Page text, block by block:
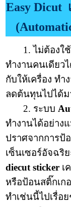
Easy Dicut
1. ไม่ต้องใช้แ
ทำงานคนเดียว
กับให้เครื่อง ทำ
ลดต้นทุนไปได้ม
2. ระบบ
ทำงานได้อย่าง
ปราศจากการป้
เซ็นเซอร์อัจฉริ
diecut sticker เ
หรือป้อนสติ๊กเก
ทำเช่นนี้ไปเรื่อ